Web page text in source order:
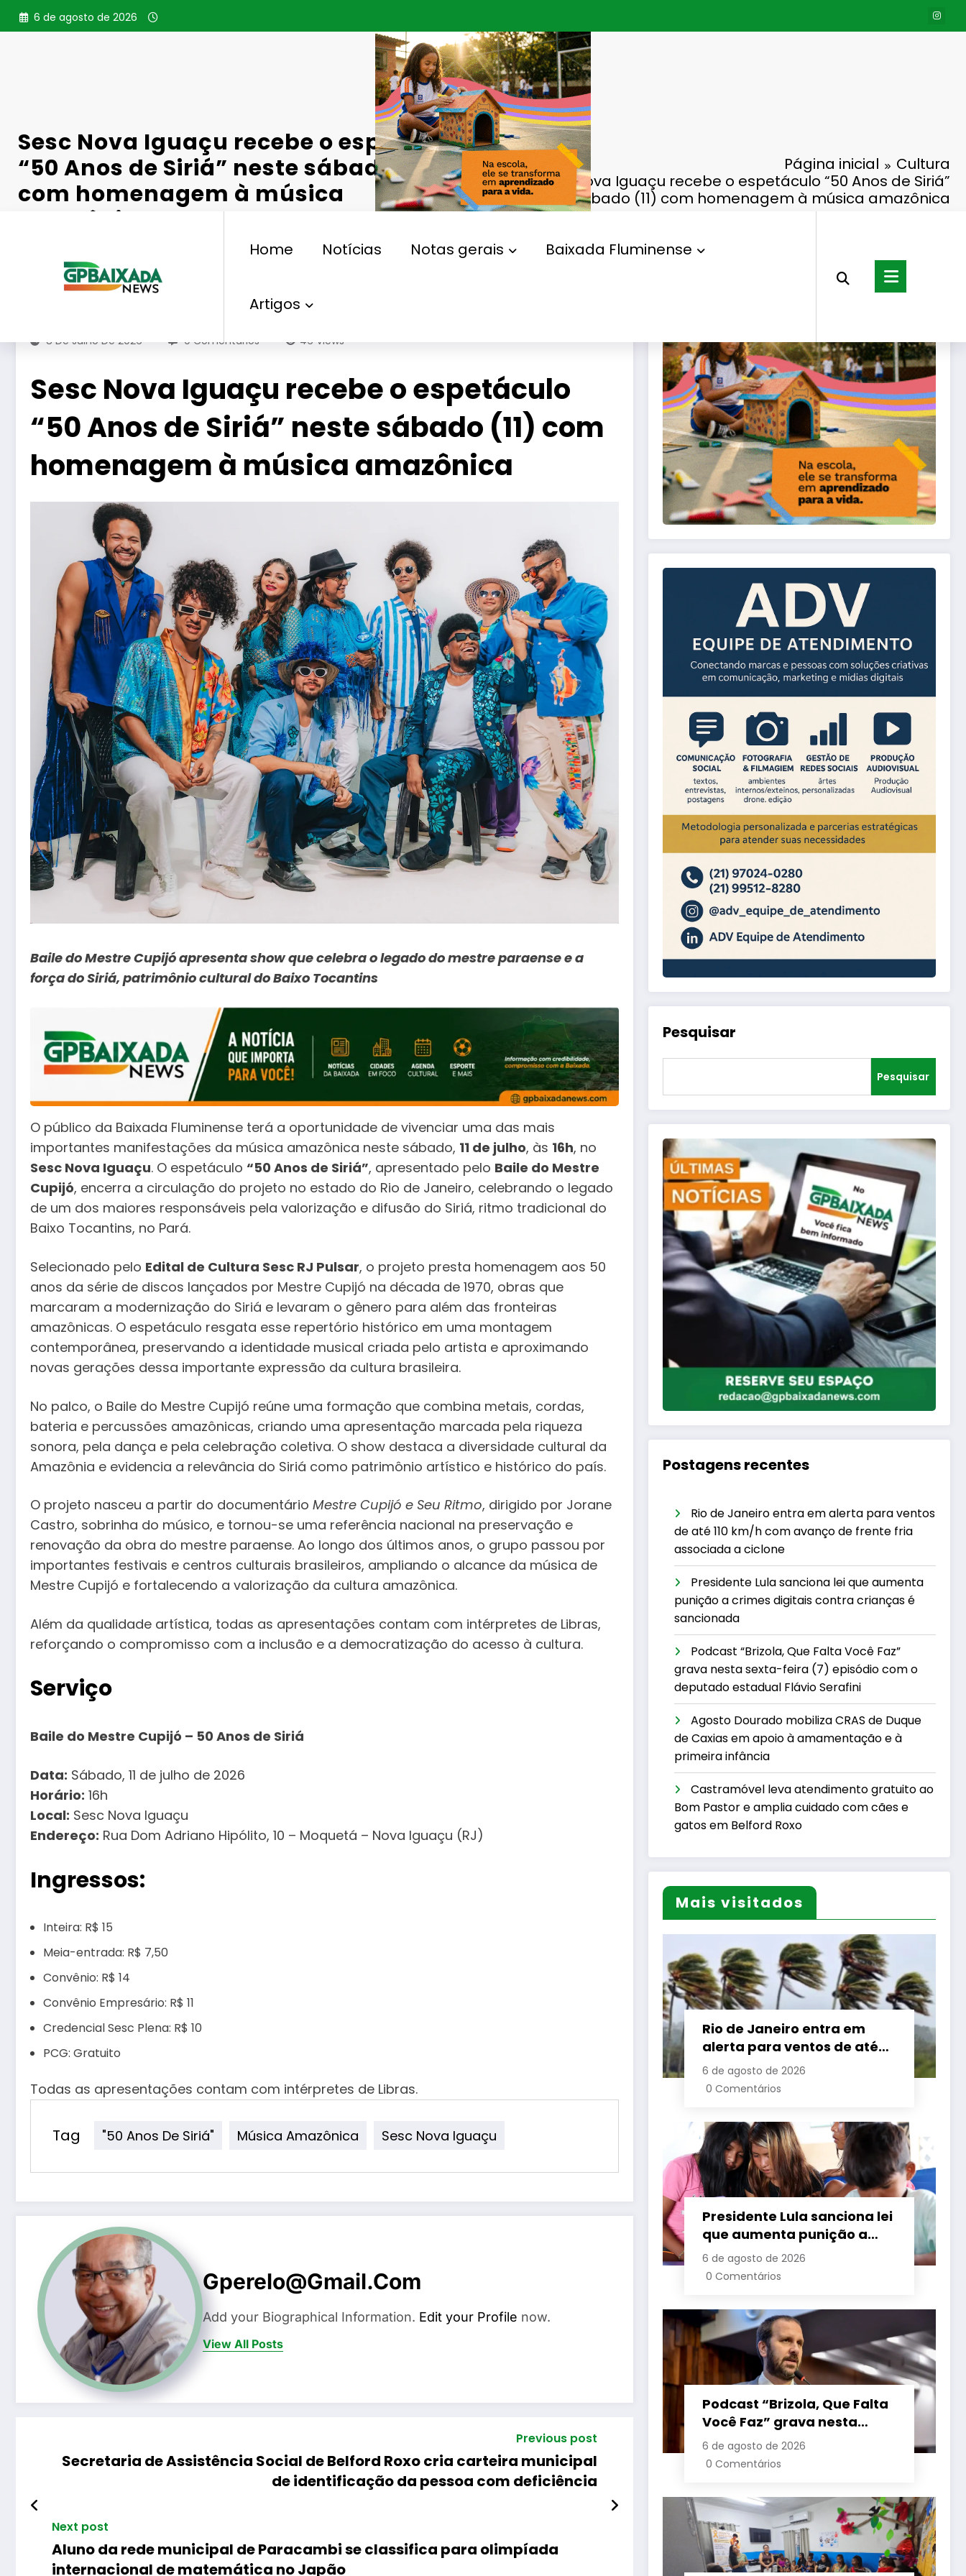
Pular
para
6 de agosto de 2026
Home Notícias Notas gerais Baixada Fluminense
Artigos
Sesc Nova Iguaçu recebe o espetáculo
“50 Anos de Siriá” neste sábado (11)
com homenagem à música
amazônica
Página inicial
Cultura
Sesc Nova Iguaçu recebe o espetáculo “50 Anos de Siriá”
neste sábado (11) com homenagem à música amazônica
Música Amazônica
8 De Julho De 2026 0 Comentários 46 Views
Sesc Nova Iguaçu recebe o espetáculo
“50 Anos de Siriá” neste sábado (11) com
homenagem à música amazônica
Baile do Mestre Cupijó apresenta show que celebra o legado do mestre paraense e a
força do Siriá, patrimônio cultural do Baixo Tocantins
O público da Baixada Fluminense terá a oportunidade de vivenciar uma das mais
importantes manifestações da música amazônica neste sábado, 11 de julho, às 16h, no
Sesc Nova Iguaçu. O espetáculo “50 Anos de Siriá”, apresentado pelo Baile do Mestre
Cupijó, encerra a circulação do projeto no estado do Rio de Janeiro, celebrando o legado
de um dos maiores responsáveis pela valorização e difusão do Siriá, ritmo tradicional do
Baixo Tocantins, no Pará.
Selecionado pelo Edital de Cultura Sesc RJ Pulsar, o projeto presta homenagem aos 50
anos da série de discos lançados por Mestre Cupijó na década de 1970, obras que
marcaram a modernização do Siriá e levaram o gênero para além das fronteiras
amazônicas. O espetáculo resgata esse repertório histórico em uma montagem
contemporânea, preservando a identidade musical criada pelo artista e aproximando
novas gerações dessa importante expressão da cultura brasileira.
No palco, o Baile do Mestre Cupijó reúne uma formação que combina metais, cordas,
bateria e percussões amazônicas, criando uma apresentação marcada pela riqueza
sonora, pela dança e pela celebração coletiva. O show destaca a diversidade cultural da
Amazônia e evidencia a relevância do Siriá como patrimônio artístico e histórico do país.
O projeto nasceu a partir do documentário Mestre Cupijó e Seu Ritmo, dirigido por Jorane
Castro, sobrinha do músico, e tornou-se uma referência nacional na preservação e
renovação da obra do mestre paraense. Ao longo dos últimos anos, o grupo passou por
importantes festivais e centros culturais brasileiros, ampliando o alcance da música de
Mestre Cupijó e fortalecendo a valorização da cultura amazônica.
Além da qualidade artística, todas as apresentações contam com intérpretes de Libras,
reforçando o compromisso com a inclusão e a democratização do acesso à cultura.
Serviço
Baile do Mestre Cupijó – 50 Anos de Siriá
Data: Sábado, 11 de julho de 2026
Horário: 16h
Local: Sesc Nova Iguaçu
Endereço: Rua Dom Adriano Hipólito, 10 – Moquetá – Nova Iguaçu (RJ)
Ingressos:
Inteira: R$ 15
Meia-entrada: R$ 7,50
Convênio: R$ 14
Convênio Empresário: R$ 11
Credencial Sesc Plena: R$ 10
PCG: Gratuito
Todas as apresentações contam com intérpretes de Libras.
Tag "50 Anos De Siriá" Música Amazônica Sesc Nova Iguaçu
Gperelo@gmail.com
Add your Biographical Information. Edit your Profile now.
View All Posts
Previous post
Secretaria de Assistência Social de Belford Roxo cria carteira municipal
de identificação da pessoa com deficiência
Next post
Aluno da rede municipal de Paracambi se classifica para olimpíada
internacional de matemática no Japão
Pesquisar
Pesquisar
Postagens recentes
Rio de Janeiro entra em alerta para ventos
de até 110 km/h com avanço de frente fria
associada a ciclone
Presidente Lula sanciona lei que aumenta
punição a crimes digitais contra crianças é
sancionada
Podcast “Brizola, Que Falta Você Faz”
grava nesta sexta-feira (7) episódio com o
deputado estadual Flávio Serafini
Agosto Dourado mobiliza CRAS de Duque
de Caxias em apoio à amamentação e à
primeira infância
Castramóvel leva atendimento gratuito ao
Bom Pastor e amplia cuidado com cães e
gatos em Belford Roxo
Mais visitados
Rio de Janeiro entra em
alerta para ventos de até
110 km/h com avanço de
frente fria associada a
6 de agosto de 2026
0 Comentários
Presidente Lula sanciona lei
que aumenta punição a
crimes digitais contra
crianças é sancionada
6 de agosto de 2026
0 Comentários
Podcast “Brizola, Que Falta
Você Faz” grava nesta
sexta-feira (7) episódio
com o deputado estadual
6 de agosto de 2026
0 Comentários